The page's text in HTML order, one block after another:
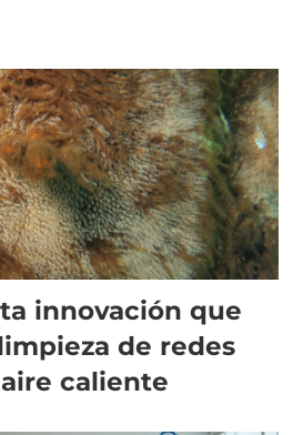
innovación que
de redes
caliente